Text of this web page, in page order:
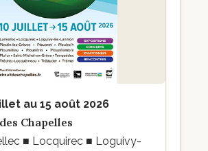
au 15 août 2026
Chapelles
■ Locquirec ■ Loguivy-